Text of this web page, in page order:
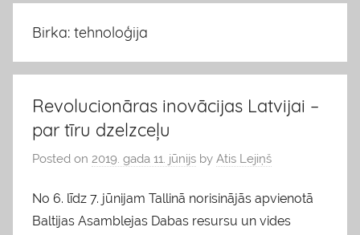
deputāts
Birka: tehnoloģija
Revolucionāras inovācijas Latvijai –
par tīru dzelzceļu
Posted on 2019. gada 11. jūnijs by Atis Lejiņš
No 6. līdz 7. jūnijam Tallinā norisinājās apvienotā
Baltijas Asamblejas Dabas resursu un vides